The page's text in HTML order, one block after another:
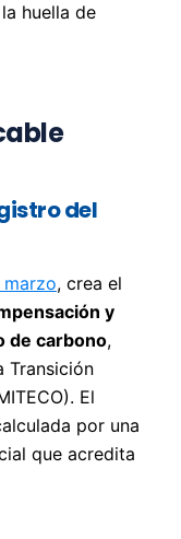
huella de
del
marzo, crea el
y
de carbono,
Transición
El
por una
que acredita